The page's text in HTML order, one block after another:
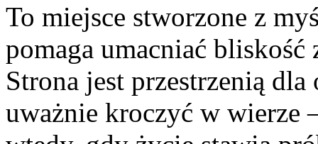
To miejsce stworzone z
pomaga umacniać
Strona jest przestrzenią
uważnie kroczyć w wierze